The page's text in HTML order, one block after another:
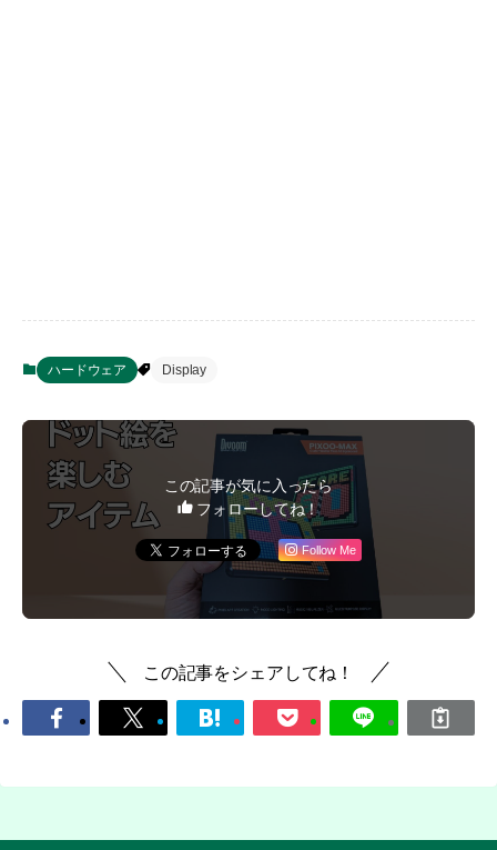
ハードウェア Display
この記事が気に入ったら
フォローしてね！
Follow Me
この記事をシェアしてね！